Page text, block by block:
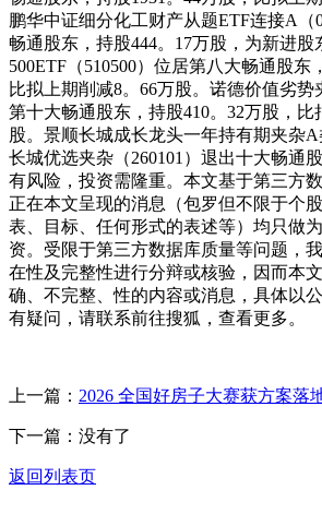
鹏华中证细分化工财产从题ETF连接A（
畅通股东，持股444。17万股，为新进股
500ETF（510500）位居第八大畅通股东
比拟上期削减8。66万股。诺德价值劣势
第十大畅通股东，持股410。32万股，比
股。景顺长城成长龙头一年持有期夹杂A
长城优选夹杂（260101）退出十大畅通
有风险，投资需隆重。本文基于第三方
正在本文呈现的消息（包罗但不限于个
表、目标、任何形式的表述等）均只做
资。受限于第三方数据库质量等问题，
在性及完整性进行分辩或核验，因而本
确、不完整、性的内容或消息，具体以
有疑问，请联系前往搜狐，查看更多。
上一篇： 2026 全国好房子大赛获方案落
下一篇：没有了
返回列表页